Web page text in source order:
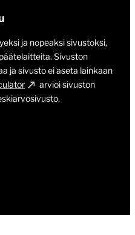
ja nopeaksi sivustoksi,
Sivuston
ja sivusto ei aseta lainkaan
arvioi sivuston